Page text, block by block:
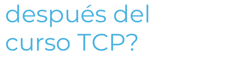
después del
curso TCP?